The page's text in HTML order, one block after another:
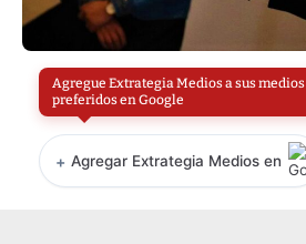
Agregue Extrategia Medios a sus medios
preferidos en Google
+ Agregar Extrategia Medios en